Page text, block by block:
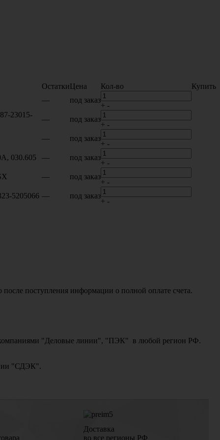
ОстаткиЦена Кол-во
Купить
— под заказ
+ -
23015-
— под заказ
+ -
— под заказ
+ -
030.605 — под заказ
+ -
— под заказ
+ -
5205066 — под заказ
+ -
поступления информации о полной оплате счета.
компаниями "Деловые линии", "ПЭК" в любой регион РФ.
"СДЭК".
Доставка
во все регионы РФ